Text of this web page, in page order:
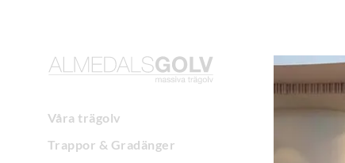
Våra trägolv
Trappor & Gradänger